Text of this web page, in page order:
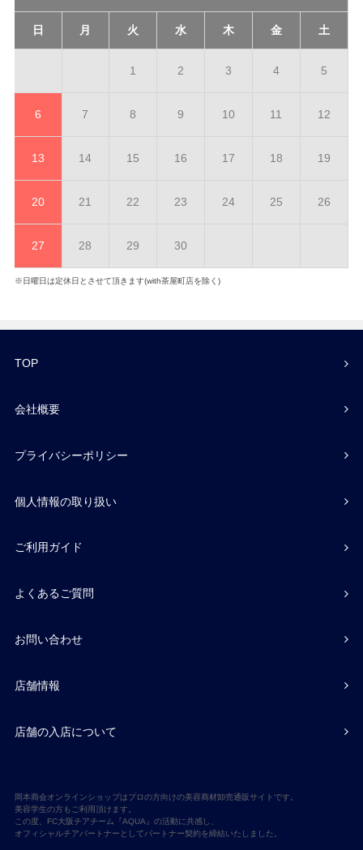
日 月 火 水 木 金 土
1 2 3 4 5
6 7 8 9 10 11 12
13 14 15 16 17 18 19
20 21 22 23 24 25 26
27 28 29 30
※日曜日は定休日とさせて頂きます(with茶屋町店を除く)
TOP
会社概要
プライバシーポリシー
個人情報の取り扱い
ご利用ガイド
よくあるご質問
お問い合わせ
店舗情報
店舗の入店について
岡本商会オンラインショップはプロの方向けの美容商材卸売通販サイトです。
美容学生の方もご利用頂けます。
この度、FC大阪チアチーム『AQUA』の活動に共感し、
オフィシャルチアパートナーとしてパートナー契約を締結いたしました。